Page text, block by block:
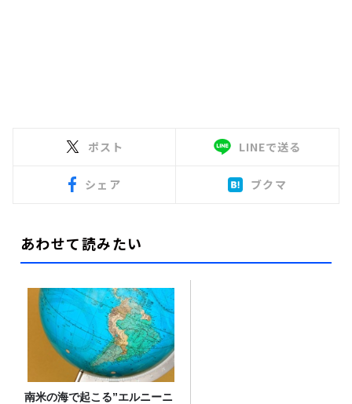
ポスト LINEで送る
シェア ブクマ
あわせて読みたい
南米の海で起こる”エルニーニ